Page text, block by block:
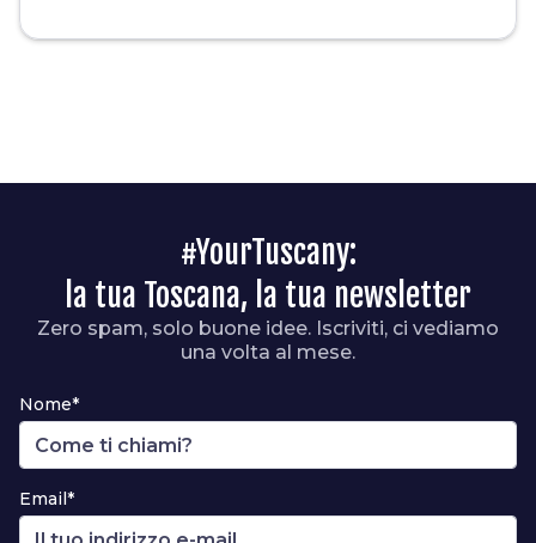
#YourTuscany:
la tua Toscana, la tua newsletter
Zero spam, solo buone idee. Iscriviti, ci vediamo
una volta al mese.
Nome*
Email*